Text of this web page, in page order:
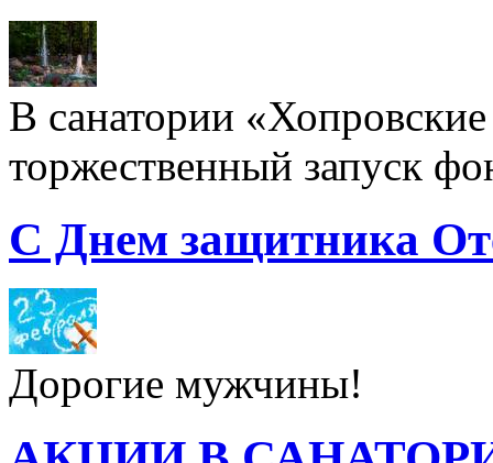
В санатории «Хопровские
торжественный запуск
С Днем защитника
Дорогие мужчины!